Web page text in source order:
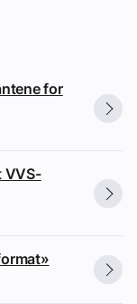
for
VVS-